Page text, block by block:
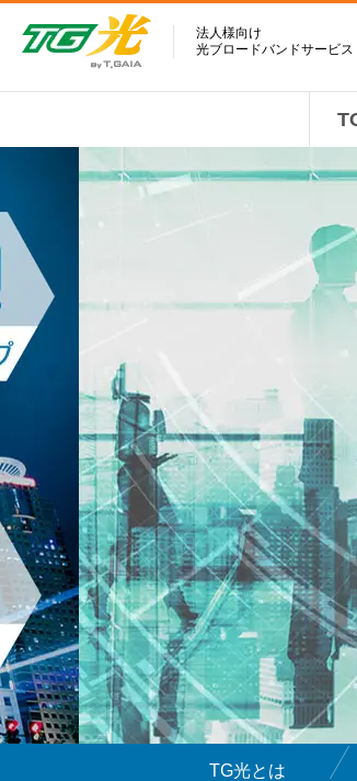
法人様向け
光ブロードバンドサービス
TG光とは